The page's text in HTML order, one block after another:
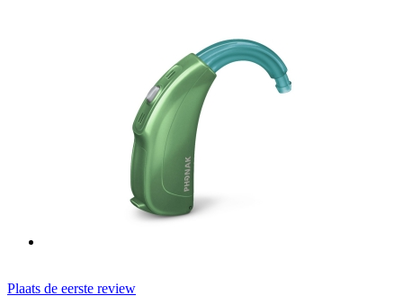
Plaats de eerste review